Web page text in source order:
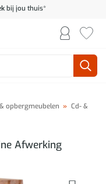
bij jou thuis*
opbergmeubelen » Cd- &
Afwerking